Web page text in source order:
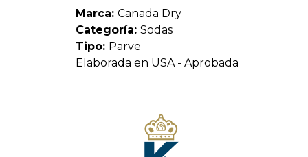
Marca: Canada Dry
Categoría: Sodas
Tipo: Parve
Elaborada en USA - Aprobada